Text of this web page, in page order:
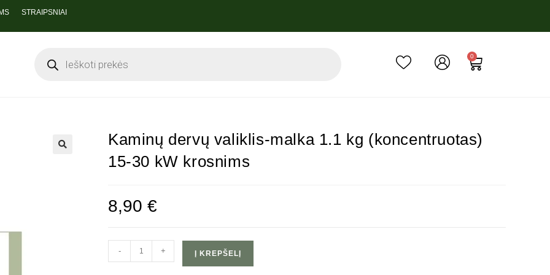
STRAIPSNIAI
0
Kaminų dervų valiklis-malka 1.1 kg (koncentruotas)
15-30 kW krosnims
8,90 €
- + Į KREPŠELĮ